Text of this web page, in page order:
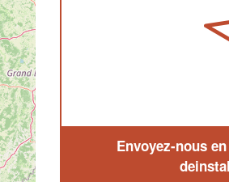
Envoyez-nous